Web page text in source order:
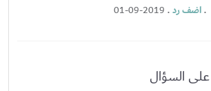
.اضف رد.
01-09-2019
السؤال